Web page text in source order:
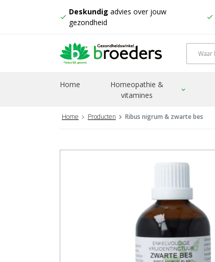
check
Deskundig advies over jouw
gezondheid
check
Home
Homeopathie &
vitamines
expand_more
Home Producten Ribus nigrum & zwarte bes